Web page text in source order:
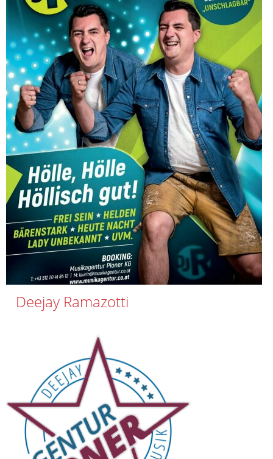
Deejay Ramazotti